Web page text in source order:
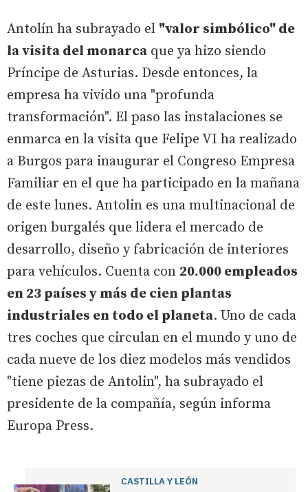
Antolín ha subrayado el "valor simbólico" de
la visita del monarca que ya hizo siendo
Príncipe de Asturias. Desde entonces, la
empresa ha vivido una "profunda
transformación". El paso las instalaciones se
enmarca en la visita que Felipe VI ha realizado
a Burgos para inaugurar el Congreso Empresa
Familiar en el que ha participado en la mañana
de este lunes. Antolin es una multinacional de
origen burgalés que lidera el mercado de
desarrollo, diseño y fabricación de interiores
para vehículos. Cuenta con 20.000 empleados
en 23 países y más de cien plantas
industriales en todo el planeta. Uno de cada
tres coches que circulan en el mundo y uno de
cada nueve de los diez modelos más vendidos
"tiene piezas de Antolin", ha subrayado el
presidente de la compañía, según informa
Europa Press.
CASTILLA Y LEÓN